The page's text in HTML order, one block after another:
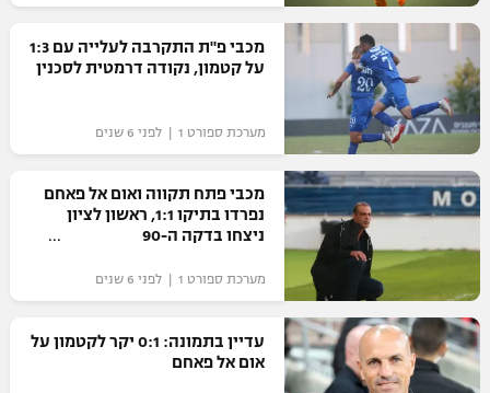
תקנון עבור פעילות ספורט 1 – "מרלן"
גיימינג E-Sports
תנאי שימוש
מדיניות פרטיות
תקנון פעילות ספורט 1
רשיון להקרנה פומבית לבית עסק
הצטרפות לחבילת הערוצים
לוח דרושים – ג'ובנט
ספורט אתגרי ואקסטרים
אומנויות לחימה
גיימינג E-Sports
מכבי פ"ת התקרבה לעלייה עם 1:3
על קטמון, נקודה דרמטית לסכנין
מערכת ספורט 1 | לפני 6 שנים
מכבי פתח תקווה ואום אל פאחם
נפרדו בתיקו 1:1, ראשון לציון
ניצחו בדקה ה-90
מערכת ספורט 1 | לפני 6 שנים
עדיין בתמונה: 0:1 יקר לקטמון על
אום אל פאחם